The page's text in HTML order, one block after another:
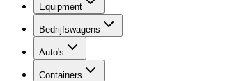
Equipment
Bedrijfswagens
Auto's
Containers